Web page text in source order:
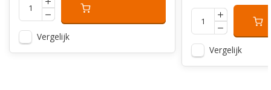
Vergelijk
Vergelijk